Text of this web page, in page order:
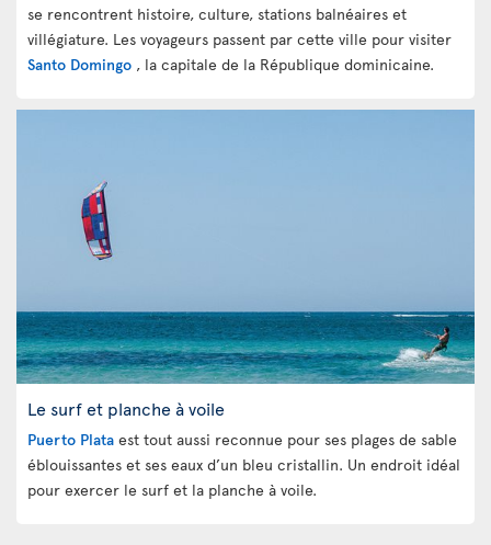
se rencontrent histoire, culture, stations balnéaires et
villégiature. Les voyageurs passent par cette ville pour visiter
Santo Domingo , la capitale de la République dominicaine.
Le surf et planche à voile
Puerto Plata est tout aussi reconnue pour ses plages de sable
éblouissantes et ses eaux d’un bleu cristallin. Un endroit idéal
pour exercer le surf et la planche à voile.